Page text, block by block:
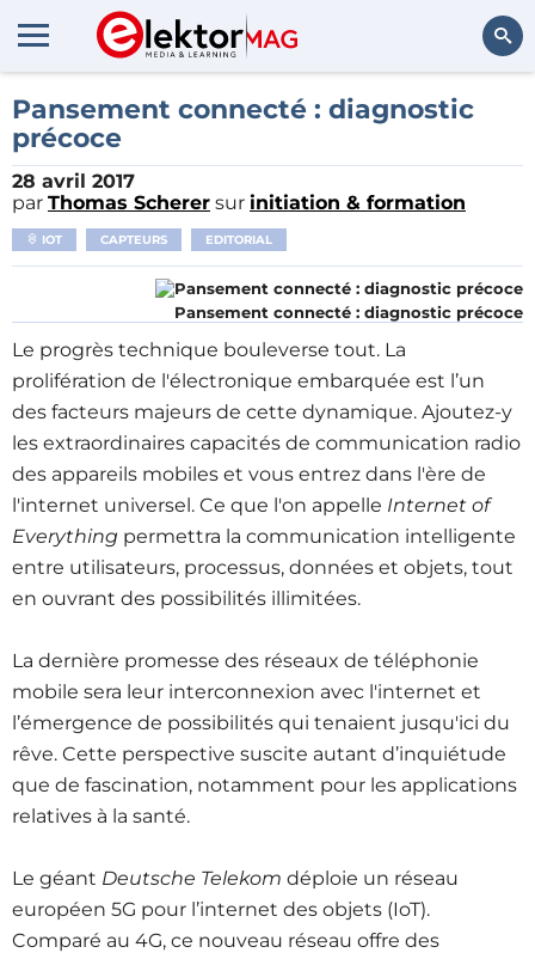
Rechercher
Pansement connecté : diagnostic
précoce
28 avril 2017
par Thomas Scherer sur initiation & formation
IOT CAPTEURS EDITORIAL
Pansement connecté : diagnostic précoce
Le progrès technique bouleverse tout. La
prolifération de l'électronique embarquée est l’un
des facteurs majeurs de cette dynamique. Ajoutez-y
les extraordinaires capacités de communication radio
des appareils mobiles et vous entrez dans l'ère de
l'internet universel. Ce que l'on appelle Internet of
Everything permettra la communication intelligente
entre utilisateurs, processus, données et objets, tout
en ouvrant des possibilités illimitées.
La dernière promesse des réseaux de téléphonie
mobile sera leur interconnexion avec l'internet et
l’émergence de possibilités qui tenaient jusqu'ici du
rêve. Cette perspective suscite autant d’inquiétude
que de fascination, notamment pour les applications
relatives à la santé.
Le géant Deutsche Telekom déploie un réseau
européen 5G pour l’internet des objets (IoT).
Comparé au 4G, ce nouveau réseau offre des